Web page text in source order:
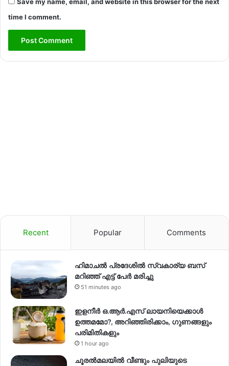
Save my name, email, and website in this browser for the next
time I comment.
Recent Popular Comments
ഹിമാചല്‍ പ്രദേശില്‍ സ്വകാര്യ ബസ്
മറിഞ്ഞ് എട്ട് പേര്‍ മരിച്ചു
51 minutes ago
ഇളനീർ ഒ.ആർ.എസ് ലായനിയെക്കാൾ
ഉത്തമമോ?, അറിഞ്ഞിരിക്കാം, ഗുണങ്ങളും
പരിമിതികളും
1 hour ago
ചൂരൽമലയിൽ വീണ്ടും പുലിയുടെ